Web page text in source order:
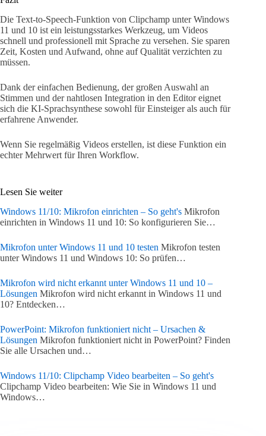
Die Text-to-Speech-Funktion von Clipchamp unter Windows
11 und 10 ist ein leistungsstarkes Werkzeug, um Videos
schnell und professionell mit Sprache zu versehen. Sie sparen
Zeit, Kosten und Aufwand, ohne auf Qualität verzichten zu
müssen.
Dank der einfachen Bedienung, der großen Auswahl an
Stimmen und der nahtlosen Integration in den Editor eignet
sich die KI-Sprachsynthese sowohl für Einsteiger als auch für
erfahrene Anwender.
Wenn Sie regelmäßig Videos erstellen, ist diese Funktion ein
echter Mehrwert für Ihren Workflow.
Lesen Sie weiter
Windows 11/10: Mikrofon einrichten – So geht's Mikrofon
einrichten in Windows 11 und 10: So konfigurieren Sie…
Mikrofon unter Windows 11 und 10 testen Mikrofon testen
unter Windows 11 und Windows 10: So prüfen…
Mikrofon wird nicht erkannt unter Windows 11 und 10 –
Lösungen Mikrofon wird nicht erkannt in Windows 11 und
10? Entdecken…
PowerPoint: Mikrofon funktioniert nicht – Ursachen &
Lösungen Mikrofon funktioniert nicht in PowerPoint? Finden
Sie alle Ursachen und…
Windows 11/10: Clipchamp Video bearbeiten – So geht's
Clipchamp Video bearbeiten: Wie Sie in Windows 11 und
Windows…